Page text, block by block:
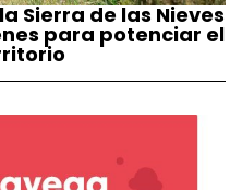
Sierra de las Nieves
para potenciar el